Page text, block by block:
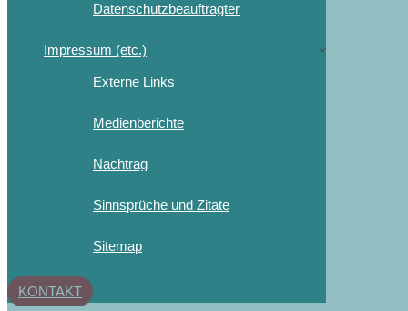
Datenschutzbeauftragter
Impressum (etc.)
Externe Links
Medienberichte
Nachtrag
Sinnsprüche und Zitate
Sitemap
KONTAKT